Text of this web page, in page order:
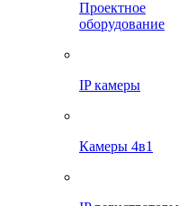
Проектное
оборудование
IP камеры
Камеры 4в1